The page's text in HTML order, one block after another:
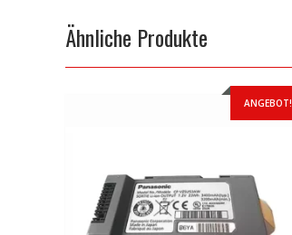
Ähnliche Produkte
ANGEBOT!